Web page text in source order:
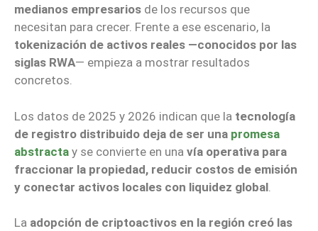
medianos empresarios de los recursos que
necesitan para crecer. Frente a ese escenario, la
tokenización de activos reales —conocidos por las
siglas RWA— empieza a mostrar resultados
concretos.
Los datos de 2025 y 2026 indican que la tecnología
de registro distribuido deja de ser una promesa
abstracta y se convierte en una vía operativa para
fraccionar la propiedad, reducir costos de emisión
y conectar activos locales con liquidez global
La adopción de criptoactivos en la región creó las